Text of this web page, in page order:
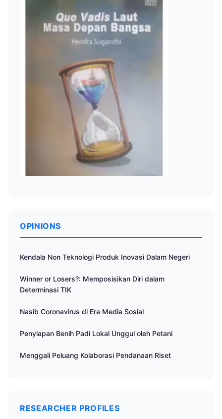
OPINIONS
Kendala Non Teknologi Produk Inovasi Dalam Negeri
Winner or Losers?: Memposisikan Diri dalam
Determinasi TIK
Nasib Coronavirus di Era Media Sosial
Penyiapan Benih Padi Lokal Unggul oleh Petani
Menggali Peluang Kolaborasi Pendanaan Riset
RESEARCHER PROFILES